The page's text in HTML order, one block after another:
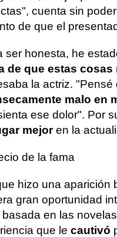
cuenta sin
de que el
ser honesta, he
de que estas
la actriz. "Pensé
malo en
ese dolor". Por
mejoren la
de la fama
hizo una aparición
gran oportunidad
basada en las
que le cautivó